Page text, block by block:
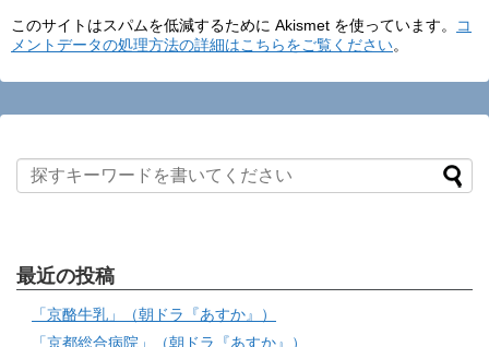
このサイトはスパムを低減するために Akismet を使っています。
コ
メントデータの処理方法の詳細はこちらをご覧ください。
最近の投稿
「京酪牛乳」（朝ドラ『あすか』）
「京都総合病院」（朝ドラ『あすか』）